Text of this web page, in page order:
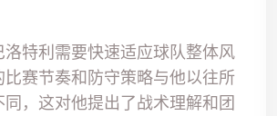
洛特利需要快速适应球队整体风
赛节奏和防守策略与他以往所
，这对他提出了战术理解和团